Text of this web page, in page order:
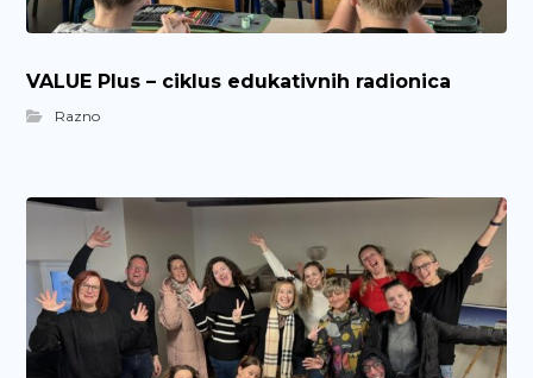
VALUE Plus – ciklus edukativnih radionica
Razno